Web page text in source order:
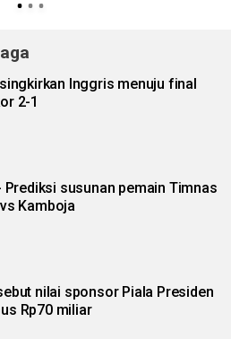
Inggris menuju final
2-1
Prediksi susunan pemain Timnas
Kamboja
nilai sponsor Piala Presiden
Rp70 miliar